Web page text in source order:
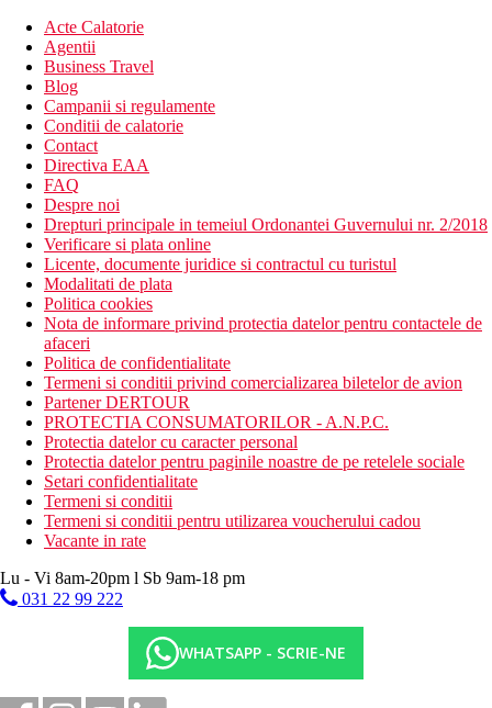
Acte Calatorie
Agentii
Business Travel
Blog
Campanii si regulamente
Conditii de calatorie
Contact
Directiva EAA
FAQ
Despre noi
Drepturi principale in temeiul Ordonantei Guvernului nr. 2/2018
Verificare si plata online
Licente, documente juridice si contractul cu turistul
Modalitati de plata
Politica cookies
Nota de informare privind protectia datelor pentru contactele de
afaceri
Politica de confidentialitate
Termeni si conditii privind comercializarea biletelor de avion
Partener DERTOUR
PROTECTIA CONSUMATORILOR - A.N.P.C.
Protectia datelor cu caracter personal
Protectia datelor pentru paginile noastre de pe retelele sociale
Setari confidentialitate
Termeni si conditii
Termeni si conditii pentru utilizarea voucherului cadou
Vacante in rate
Lu - Vi 8am-20pm l Sb 9am-18 pm
031 22 99 222
WHATSAPP - SCRIE-NE